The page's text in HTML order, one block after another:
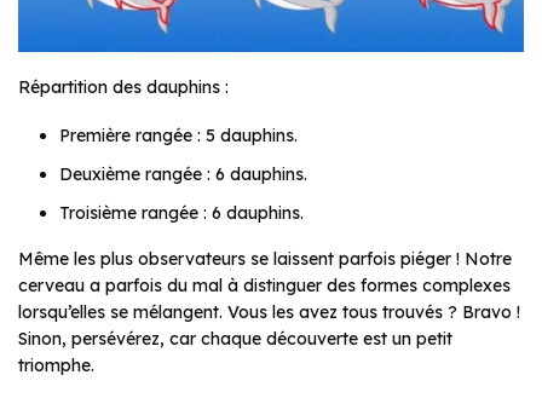
Répartition des dauphins :
Première rangée : 5 dauphins.
Deuxième rangée : 6 dauphins.
Troisième rangée : 6 dauphins.
Même les plus observateurs se laissent parfois piéger ! Notre
cerveau a parfois du mal à distinguer des formes complexes
lorsqu’elles se mélangent. Vous les avez tous trouvés ? Bravo !
Sinon, persévérez, car chaque découverte est un petit
triomphe.